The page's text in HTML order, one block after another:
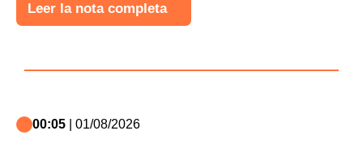
Leer la nota completa
00:05 | 01/08/2026